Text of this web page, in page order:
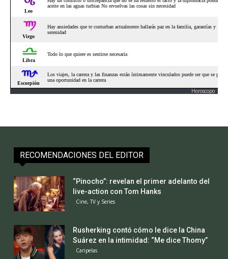
Horoscopo
RECOMENDACIONES DEL EDITOR
“Pinocho”: revelan el primer adelanto del
live-action con Tom Hanks
Cine, TV y Series
Rusherking contó cómo le dice la China
Suárez en la intimidad: “Me dice Thomy”
Caripelas